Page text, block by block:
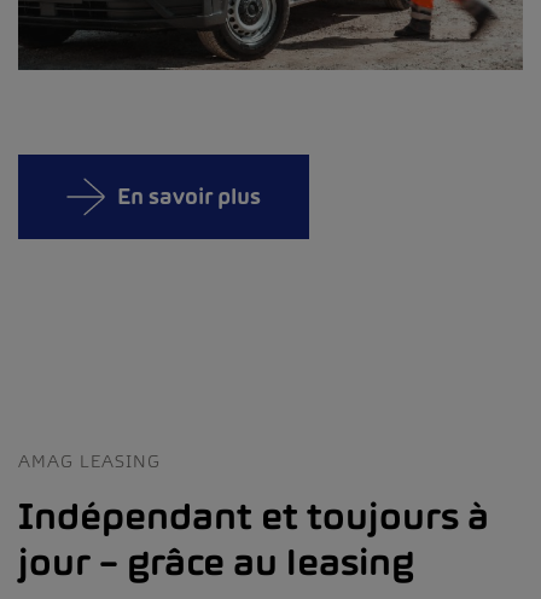
En savoir plus
AMAG LEASING
Indépendant et toujours à
jour – grâce au leasing